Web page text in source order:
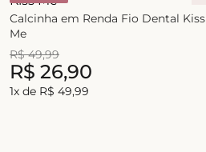
Calcinha em Renda Fio Dental Kiss
Me
R$ 49,99
R$ 26,90
1x de R$ 49,99